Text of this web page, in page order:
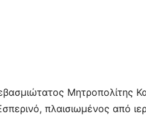
Μητροπολίτης
πλαισιωμένος από